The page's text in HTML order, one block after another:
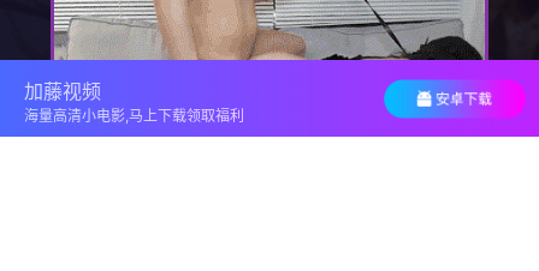
加藤视频
海量高清小电影,马上下载领取福利